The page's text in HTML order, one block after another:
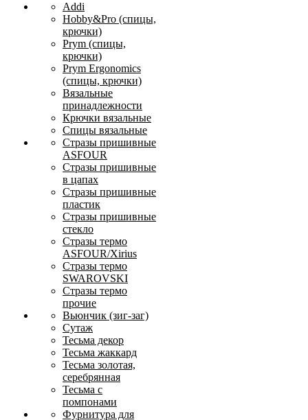
Addi
Hobby&Pro (спицы,
крючки)
Prym (спицы,
крючки)
Prym Ergonomics
(спицы, крючки)
Вязальные
принадлежности
Крючки вязальные
Спицы вязальные
Стразы пришивные
ASFOUR
Стразы пришивные
в цапах
Стразы пришивные
пластик
Стразы пришивные
стекло
Стразы термо
ASFOUR/Xirius
Стразы термо
SWAROVSKI
Стразы термо
прочие
Вьюнчик (зиг-заг)
Сутаж
Тесьма декор
Тесьма жаккард
Тесьма золотая,
серебрянная
Тесьма с
помпонами
Фурнитура для